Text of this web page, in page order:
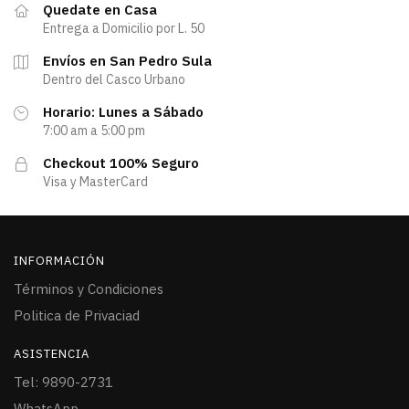
Quedate en Casa
Entrega a Domicilio por L. 50
Envíos en San Pedro Sula
Dentro del Casco Urbano
Horario: Lunes a Sábado
7:00 am a 5:00 pm
Checkout 100% Seguro
Visa y MasterCard
INFORMACIÓN
Términos y Condiciones
Politica de Privaciad
ASISTENCIA
Tel: 9890-2731